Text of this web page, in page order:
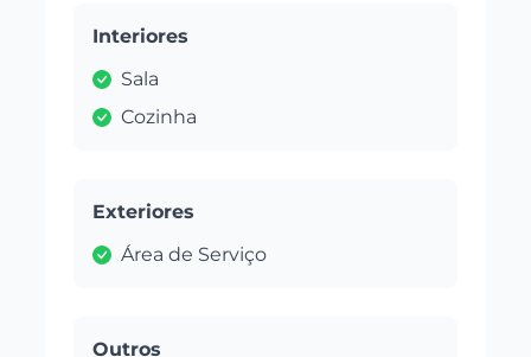
Interiores
Sala
Cozinha
Exteriores
Área de Serviço
Outros